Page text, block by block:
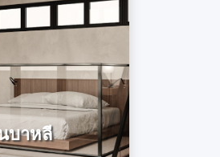
บาหลี